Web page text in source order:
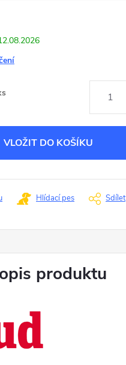
VLOŽIT DO KOŠÍKU
Hlídací pes Sdílet
produktu